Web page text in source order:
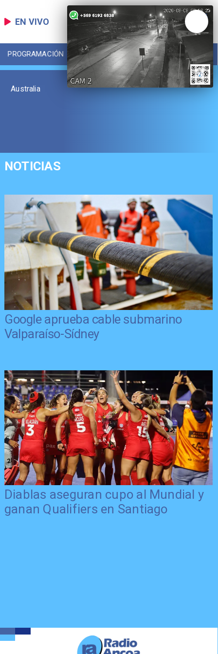
EN VIVO
PROGRAMACIÓN LOCAL DEPORTES
Australia
NOTICIAS
Google aprueba cable submarino
Valparaíso-Sídney
Diablas aseguran cupo al Mundial y
ganan Qualifiers en Santiago